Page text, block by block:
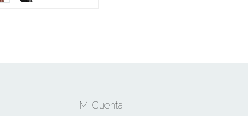
Mi Cuenta